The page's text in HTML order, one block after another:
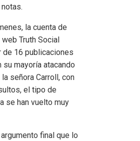
la cuenta de
Truth Social
16 publicaciones
su mayoría atacando
señora Carroll, con
el tipo de
se han vuelto muy
final que lo